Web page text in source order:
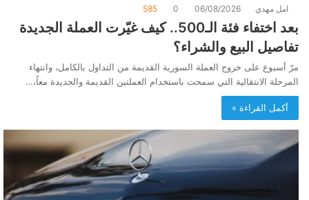
امل مهدي 06/08/2026
0
585
بعد اختفاء فئة الـ500.. كيف غيّرت العملة الجديدة
تفاصيل البيع والشراء؟
مرّ أسبوع على خروج العملة السورية القديمة من التداول بالكامل، وانتهاء
المرحلة الانتقالية التي سمحت باستخدام العملتين القديمة والجديدة معاً،…
أكمل القراءة »